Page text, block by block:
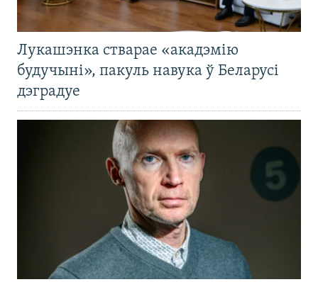
Лукашэнка стварае «акадэмію
будучыні», пакуль навука ў Беларусі
дэградуе